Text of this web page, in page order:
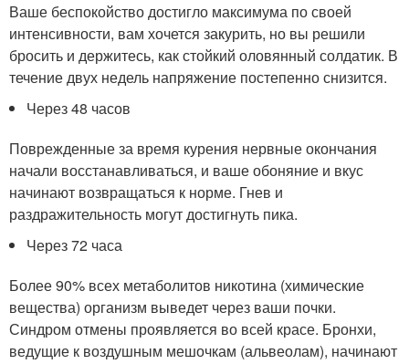
Ваше беспокойство достигло максимума по своей
интенсивности, вам хочется закурить, но вы решили
бросить и держитесь, как стойкий оловянный солдатик. В
течение двух недель напряжение постепенно снизится.
Через 48 часов
Поврежденные за время курения нервные окончания
начали восстанавливаться, и ваше обоняние и вкус
начинают возвращаться к норме. Гнев и
раздражительность могут достигнуть пика.
Через 72 часа
Более 90% всех метаболитов никотина (химические
вещества) организм выведет через ваши почки.
Синдром отмены проявляется во всей красе. Бронхи,
ведущие к воздушным мешочкам (альвеолам), начинают